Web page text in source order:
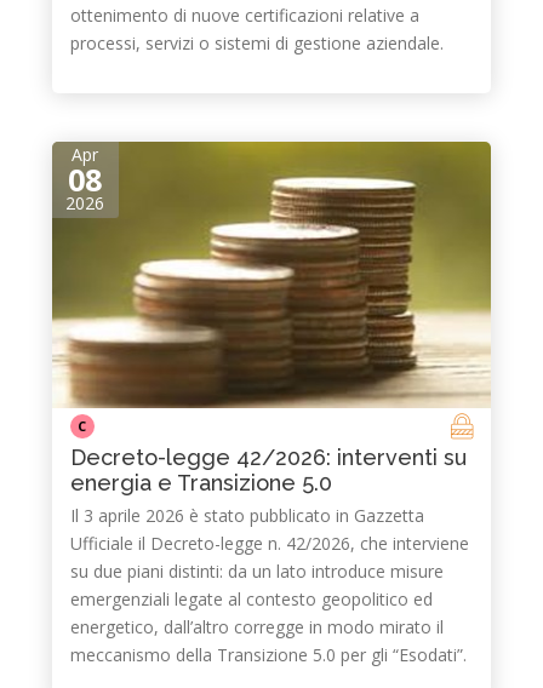
ottenimento di nuove certificazioni relative a
processi, servizi o sistemi di gestione aziendale.
Apr
08
2026
C
Decreto-legge 42/2026: interventi su
energia e Transizione 5.0
Il 3 aprile 2026 è stato pubblicato in Gazzetta
Ufficiale il Decreto-legge n. 42/2026, che interviene
su due piani distinti: da un lato introduce misure
emergenziali legate al contesto geopolitico ed
energetico, dall’altro corregge in modo mirato il
meccanismo della Transizione 5.0 per gli “Esodati”.